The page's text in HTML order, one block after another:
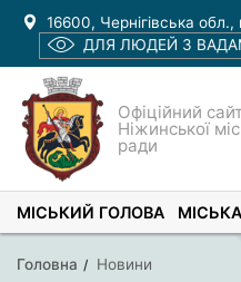
16600, Чернігівська
ДЛЯ ЛЮДЕЙ З
Офіційний
Ніжинської
ради
МІСЬКИЙ ГОЛОВА
Головна Новини